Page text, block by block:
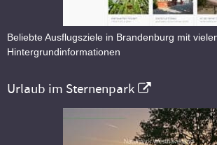
Beliebte Ausflugsziele in Brandenburg mit
Hintergrundinformationen
Urlaub im Sternenpark